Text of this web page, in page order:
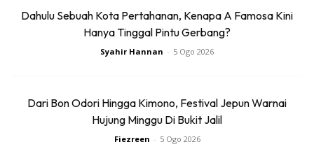
Untuk yang berkeluarga, kolam renang pastinya antara
faktor pilihan bila memilih penginapan. Jangan risau kerana
kolam renang kat sini cukup besar dengan view yang
Dahulu Sebuah Kota Pertahanan, Kenapa A Famosa Kini
Hanya Tinggal Pintu Gerbang?
Syahir Hannan - 5 Ogo 2026
Dari Bon Odori Hingga Kimono, Festival Jepun Warnai
Hujung Minggu Di Bukit Jalil
Fiezreen - 5 Ogo 2026